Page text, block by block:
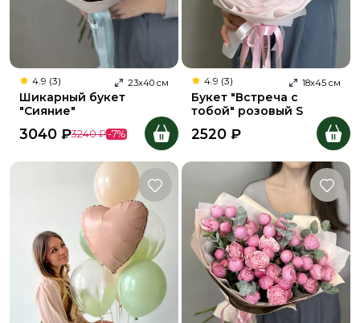
4.9 (3) 23х40 см
Шикарный букет
"Сияние"
3040 ₽3240 ₽-7%
4.9 (3) 18х45 см
Букет "Встреча с
тобой" розовый S
2520 ₽